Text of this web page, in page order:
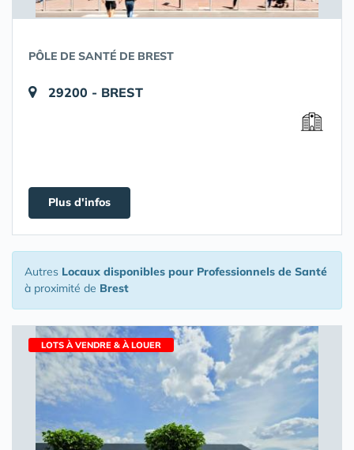
PÔLE DE SANTÉ DE BREST
29200 - BREST
Plus d'infos
Autres Locaux disponibles pour Professionnels de Santé
à proximité de Brest
LOTS À VENDRE & À LOUER